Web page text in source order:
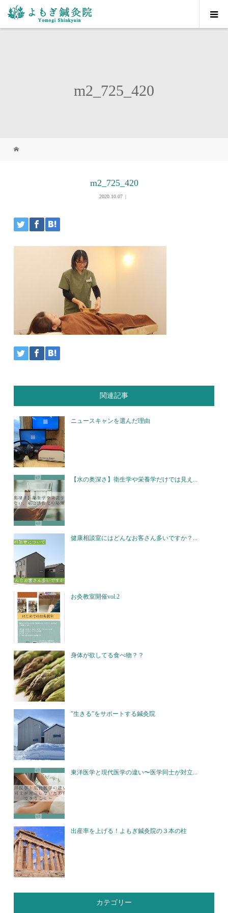
m2_725_420
m2_725_420
2020.10.07
関連記事
ニュースキャンを選んだ理由
【水の奥深さ】衛生学や栄養学だけでは見え...
健康相談室にはどんなお客さん多いですか？...
お灸教室開催vol.2
身体が欲してる食べ物？？
”生きる”をサポートする鍼灸院
東洋医学と現代医学の違い〜医学同士が対立...
出産率を上げる！よもぎ鍼灸院の３本の柱
カテゴリー